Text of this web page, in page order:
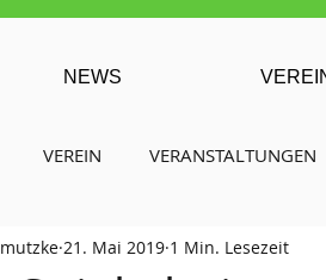
NEWS
VEREIN VERANSTALTUNGEN
21. Mai 2019 1 Min. Lesezeit